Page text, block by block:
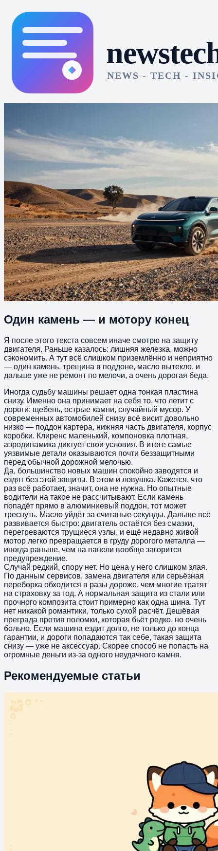
Один камень — и мотору конец
Я после этого текста совсем иначе смотрю на защиту
двигателя. Раньше казалось: лишняя железка, можно
сэкономить. А тут всё слишком приземлённо и неприятно
— один камень, трещина в поддоне, масло вытекло, и
дальше уже не ремонт по мелочи, а очень дорогая беда.
Иногда судьбу машины решает одна тонкая пластина
снизу. Именно она принимает на себя то, что летит с
дороги: щебень, острые камни, случайный мусор. У
современных автомобилей снизу всё висит довольно
низко — поддон картера, нижняя часть двигателя, корпус
коробки. Клиренс маленький, компоновка плотная,
аэродинамика диктует свои условия. В итоге самые
уязвимые детали оказываются почти беззащитными
перед обычной дорожной мелочью.
Да, большинство новых машин спокойно заводятся и
ездят без этой защиты. В этом и ловушка. Кажется, что
раз всё работает, значит, она не нужна. Но опытные
водители на такое не рассчитывают. Если камень
попадёт прямо в алюминиевый поддон, тот может
треснуть. Масло уйдёт за считаные секунды. Дальше всё
развивается быстро: двигатель остаётся без смазки,
перегреваются трущиеся узлы, и ещё недавно живой
мотор легко превращается в груду дорогого металла —
иногда раньше, чем на панели вообще загорится
предупреждение.
Случай редкий, спору нет. Но цена у него слишком злая.
По данным сервисов, замена двигателя или серьёзная
переборка обходится в разы дороже, чем многие тратят
на страховку за год. А нормальная защита из стали или
прочного композита стоит примерно как одна шина. Тут
нет никакой романтики, только сухой расчёт. Дешёвая
преграда против поломки, которая бьёт редко, но очень
больно. Если машина ездит долго, не только до конца
гарантии, и дороги попадаются так себе, такая защита
снизу — уже не аксессуар. Скорее способ не попасть на
огромные деньги из-за одного неудачного камня.
Рекомендуемые статьи